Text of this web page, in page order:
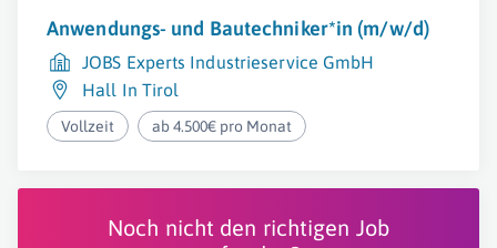
Anwendungs- und Bautechniker*in (m/w/d)
JOBS Experts Industrieservice GmbH
Hall In Tirol
Vollzeit ab 4.500€ pro Monat
Noch nicht den richtigen Job